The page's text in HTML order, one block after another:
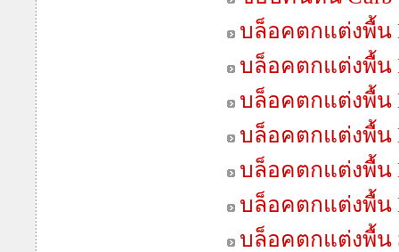
บล็อคตกแต่งพื้น
บล็อคตกแต่งพื้น
บล็อคตกแต่งพื้น
บล็อคตกแต่งพื้น
บล็อคตกแต่งพื้น
บล็อคตกแต่งพื้น
บล็อคตกแต่งพื้น